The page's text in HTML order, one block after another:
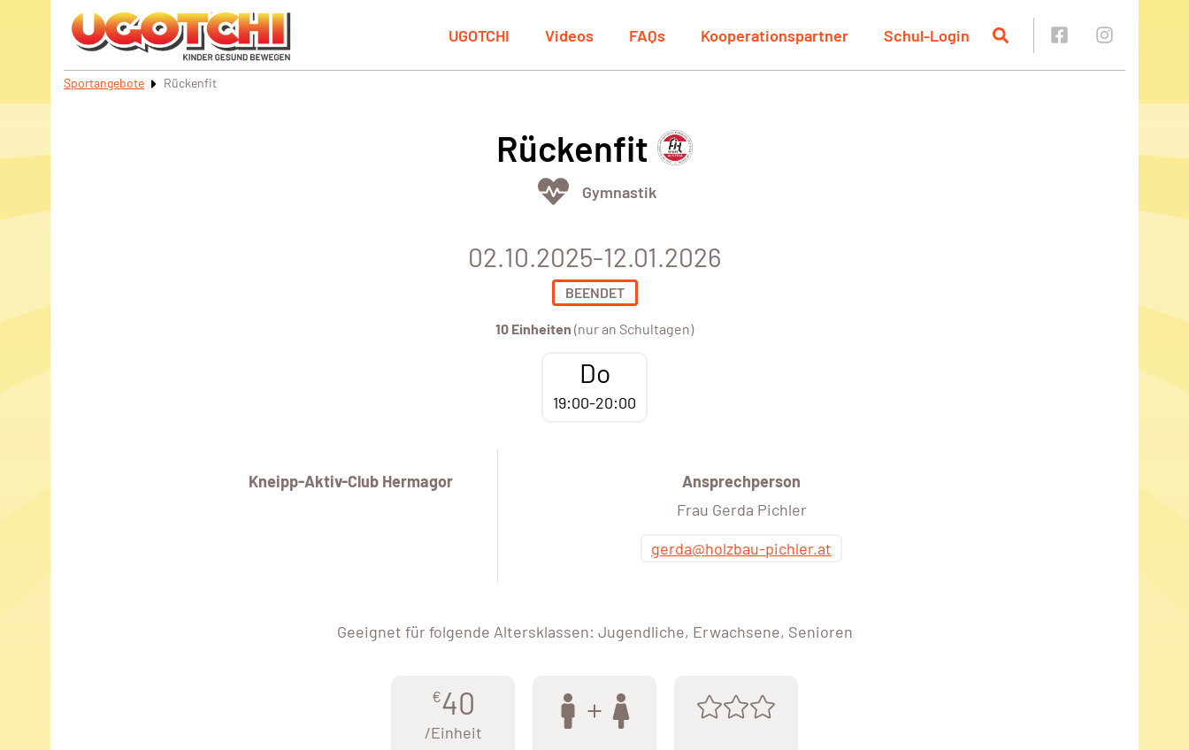
UGOTCHI Videos FAQs Kooperationspartner Schul-Login
Sportangebote Rückenfit
Rückenfit
Gymnastik
02.10.2025-12.01.2026
BEENDET
10 Einheiten (nur an Schultagen)
Do
19:00-20:00
Kneipp-Aktiv-Club Hermagor
Ansprechperson
Frau Gerda Pichler
gerda@holzbau-pichler.at
Geeignet für folgende Altersklassen: Jugendliche, Erwachsene, Senioren
€40
/Einheit